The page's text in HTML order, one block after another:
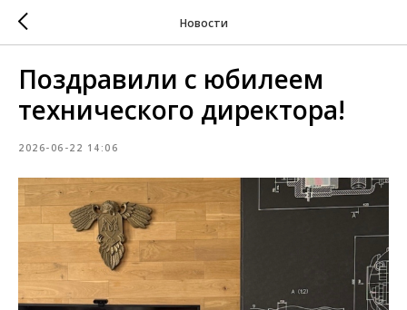
Новости
Поздравили с юбилеем
технического директора!
2026-06-22 14:06